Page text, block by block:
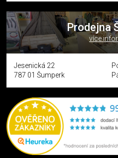
Prodejna
více
Jesenická 22
787 01 Šumperk